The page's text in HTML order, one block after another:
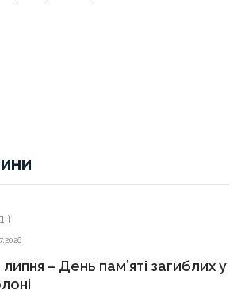
липня – День пам’яті загиблих у